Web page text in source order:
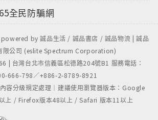
全民防騙網
by 誠品生活 / 誠品書店 / 誠品物流 | 誠品
限公司 (eslite Spectrum Corporation)
| 台灣台北市信義區松德路204號B1 服務電話：
666-798／+886-2-8789-8921
容分級規定處理｜建議使用瀏覽器版本：Google
上 / Firefox版本48以上 / Safari 版本11以上